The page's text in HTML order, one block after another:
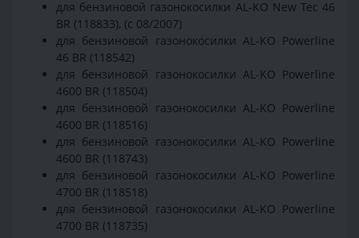
для бензиновой газонокосилки AL-KO New Tec 46
BR (118833), (с 08/2007)
для бензиновой газонокосилки AL-KO Powerline
46 BR (118542)
для бензиновой газонокосилки AL-KO Powerline
4600 BR (118504)
для бензиновой газонокосилки AL-KO Powerline
4600 BR (118516)
для бензиновой газонокосилки AL-KO Powerline
4600 BR (118743)
для бензиновой газонокосилки AL-KO Powerline
4700 BR (118518)
для бензиновой газонокосилки AL-KO Powerline
4700 BR (118735)